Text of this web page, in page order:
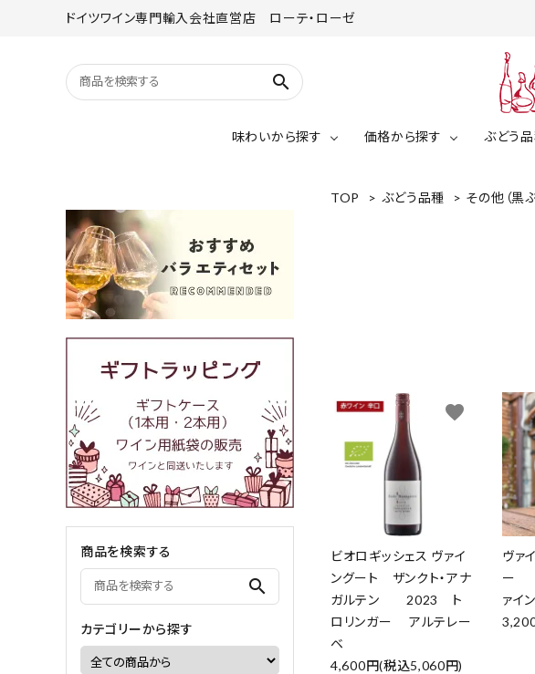
ドイツワイン専門輸入会社直営店 ローテ・ローゼ
search
味わいから探す
赤ワイン（辛口）
赤ワイン（甘口）
白ワイン
価格から探す
￥
￥4,001～￥5,000
ぶどう
リースリング
グラオブルグンダー
TOP > ぶどう品種 > その他（黒
ビオロギッシェス ヴァイ
ングート ザンクト・アナ
ガルテン 2023 ト
ロリンガー アルテレー
ベ
4,600円(税込5,060円)
favorite
ヴァ
ー
ァイ
商品を検索する
search
カテゴリーから探す